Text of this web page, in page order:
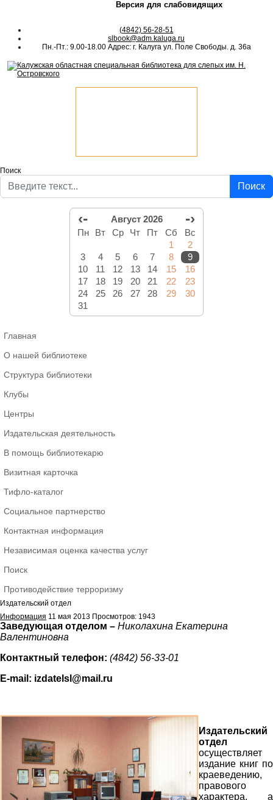
Версия для слабовидящих
(4842) 56-28-51
slbook@adm.kaluga.ru
Пн.-Пт.: 9.00-18.00 Адрес: г. Калуга ул. Поле Свободы. д. 36а
Поиск
Поиск
‹- Август 2026 -›
Пн Вт Ср Чт Пт Сб
Вс
1
2
3
4 5 6 7 8
9
10
11 12 13 14 15
16
17
18 19 20 21 22
23
24
25 26 27 28 29
30
31
Главная
О нашей библиотеке
Структура библиотеки
Клубы
Центры
Издательская деятельность
В помощь библиотекарю
Визитная карточка
Тифло-каталог
Социальное партнерство
Контактная информация
Независимая оценка качества услуг
Поиск
Противодействие терроризму
Издательский отдел
Информация 11 мая 2013 Просмотров: 1943
Заведующая отделом – Николахина Екатерина
Валентиновна
Контактный телефон: (4842) 56-33-01
E-mail : izdatelsl @mail .ru
Издательский
отдел
осуществляет
издание книг по
краеведению,
правового
характера, а